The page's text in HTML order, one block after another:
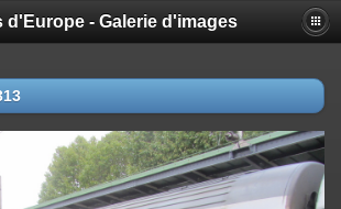
d'Europe - Galerie d'images